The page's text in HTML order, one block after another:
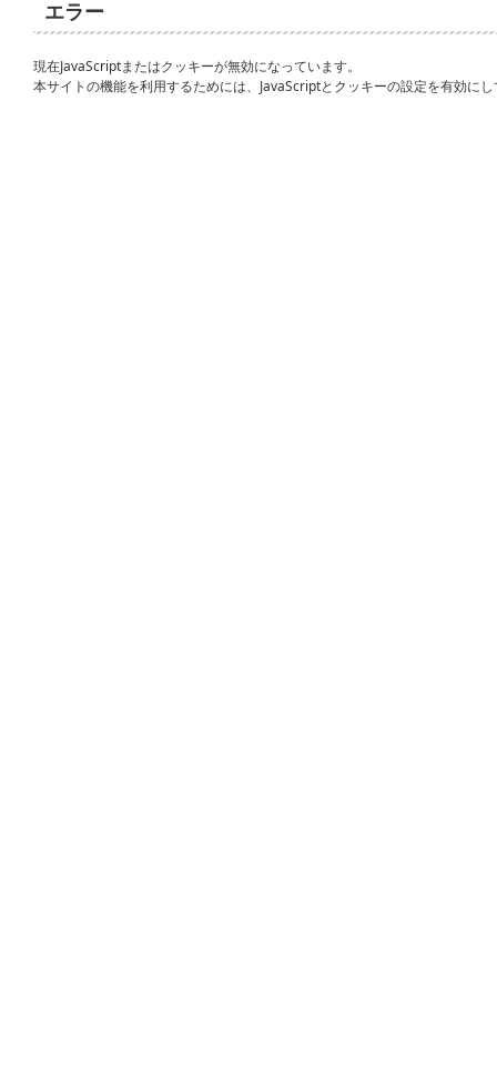
エラー
現在JavaScriptまたはクッキーが無効になっています。
本サイトの機能を利用するためには、JavaScriptとクッキーの設定を有効に